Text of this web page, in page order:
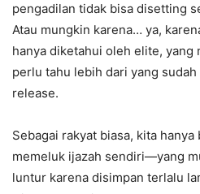
pengadilan tidak bisa disetting
Atau mungkin karena… ya,
hanya diketahui oleh elite, yang
perlu tahu lebih dari yang
release.
Sebagai rakyat biasa, kita
memeluk ijazah sendiri—yang
luntur karena disimpan terlalu